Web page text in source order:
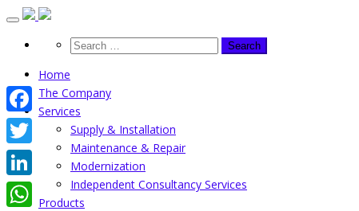
Skip
content
Home
The Company
Services
Supply & Installation
Maintenance & Repair
Modernization
Independent Consultancy Services
Products
Facebook
Twitter
LinkedIn